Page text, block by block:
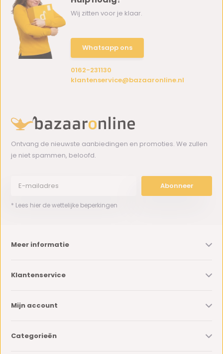
Wij zitten voor je klaar.
Whatsapp ons
0162-231130
klantenservice@bazaaronline.nl
Ontvang de nieuwste aanbiedingen en promoties. We zullen
je niet spammen, beloofd.
Abonneer
* Lees hier de wettelijke beperkingen
Meer informatie
Klantenservice
Mijn account
Categorieën